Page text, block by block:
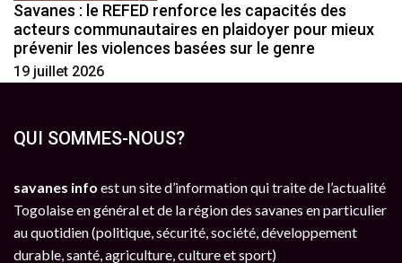
Savanes : le REFED renforce les capacités des
acteurs communautaires en plaidoyer pour mieux
prévenir les violences basées sur le genre
19 juillet 2026
QUI SOMMES-NOUS?
savanes info est un site d’information qui traite de l’actualité
Togolaise en général et de la région des savanes en particulier
au quotidien (politique, sécurité, société, développement
durable, santé, agriculture, culture et sport)